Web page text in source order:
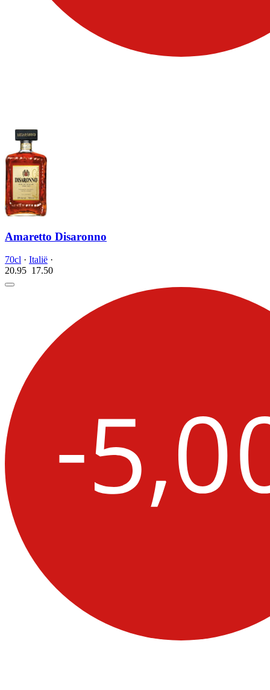
Amaretto Disaronno
70cl · Italië ·
20.95 17.50